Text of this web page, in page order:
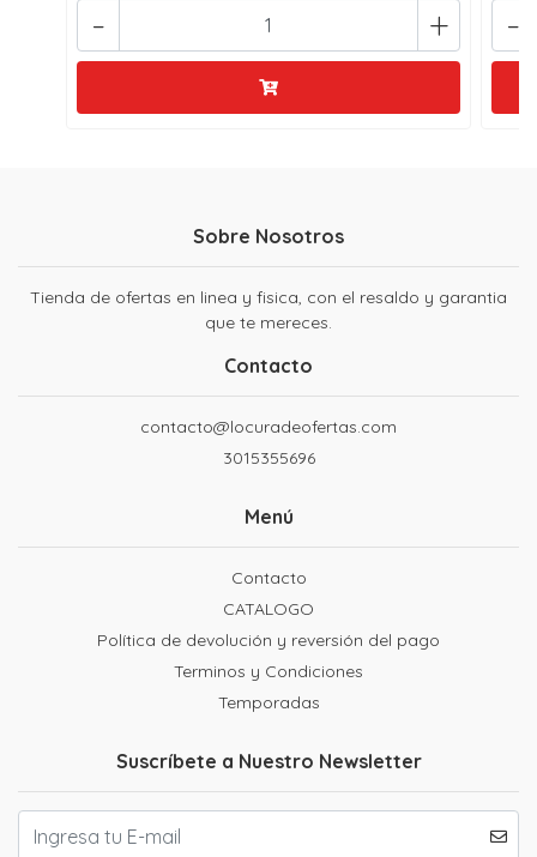
+
- -
Sobre Nosotros
Tienda de ofertas en linea y fisica, con el resaldo y garantia
que te mereces.
Contacto
contacto@locuradeofertas.com
3015355696
Menú
Contacto
CATALOGO
Política de devolución y reversión del pago
Terminos y Condiciones
Temporadas
Suscríbete a Nuestro Newsletter